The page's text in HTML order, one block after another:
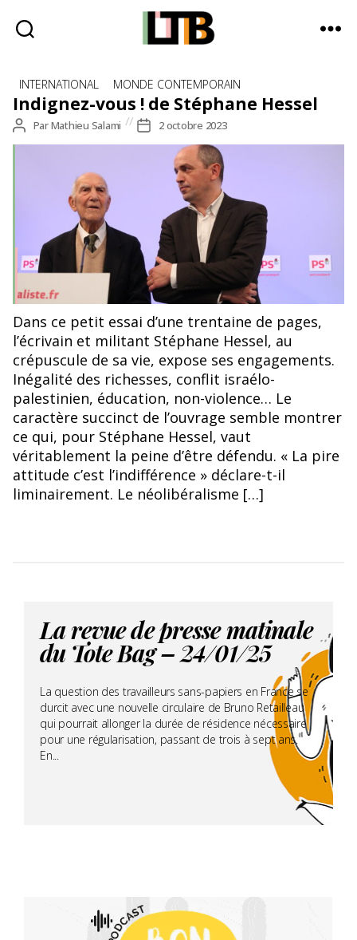
Tote
Bag
-
Média
d'information
quotidienne
Catégories
INTERNATIONAL MONDE CONTEMPORAIN
Indignez-vous ! de Stéphane Hessel
Auteur
de
ParMathieu Salami
Date
de
l’article
2 octobre 2023
Dans ce petit essai d’une trentaine de pages,
l’écrivain et militant Stéphane Hessel, au
crépuscule de sa vie, expose ses engagements.
Inégalité des richesses, conflit israélo-
palestinien, éducation, non-violence… Le
caractère succinct de l’ouvrage semble montrer
ce qui, pour Stéphane Hessel, vaut
véritablement la peine d’être défendu. « La pire
attitude c’est l’indifférence » déclare-t-il
liminairement. Le néolibéralisme […]
La revue de presse matinale
du Tote Bag – 24/01/25
La question des travailleurs sans-papiers en France se
durcit avec une nouvelle circulaire de Bruno Retailleau
qui pourrait allonger la durée de résidence nécessaire
pour une régularisation, passant de trois à sept ans.
En...